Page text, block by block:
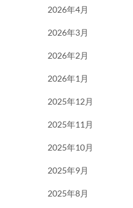
2026年4月
2026年3月
2026年2月
2026年1月
2025年12月
2025年11月
2025年10月
2025年9月
2025年8月